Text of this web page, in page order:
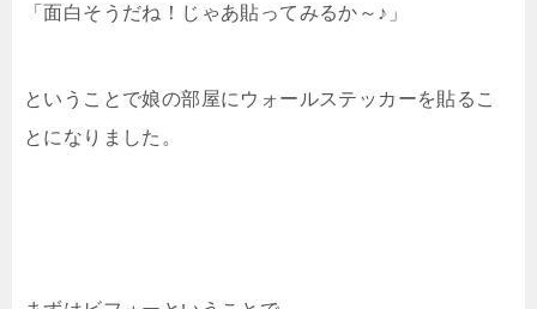
「面白そうだね！じゃあ貼ってみるか～♪」
ということで娘の部屋にウォールステッカーを貼るこ
とになりました。